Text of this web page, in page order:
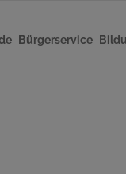
Bürgerservice